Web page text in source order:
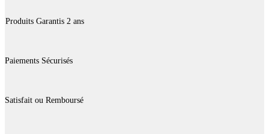
Produits Garantis 2 ans
Paiements Sécurisés
Satisfait ou Remboursé